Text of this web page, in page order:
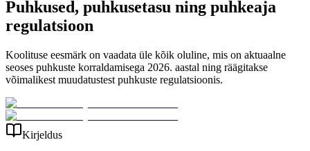
Puhkused, puhkusetasu ning puhkeaja
regulatsioon
Koolituse eesmärk on vaadata üle kõik oluline, mis on aktuaalne
seoses puhkuste korraldamisega 2026. aastal ning räägitakse
võimalikest muudatustest puhkuste regulatsioonis.
Kirjeldus